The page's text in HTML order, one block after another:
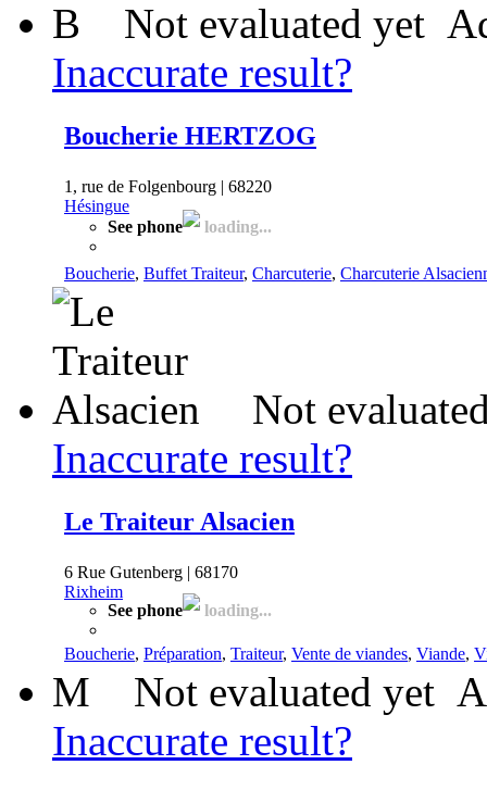
B Not evaluated yet
Inaccurate result?
Boucherie HERTZOG
1, rue de Folgenbourg | 68220
Hésingue
See phone
loading...
Boucherie, Buffet Traiteur, Charcuterie, Charcuterie
Not
Inaccurate result?
Le Traiteur Alsacien
6 Rue Gutenberg | 68170
Rixheim
See phone
loading...
Boucherie, Préparation, Traiteur, Vente de viandes, Viande,
M Not evaluated yet
Inaccurate result?